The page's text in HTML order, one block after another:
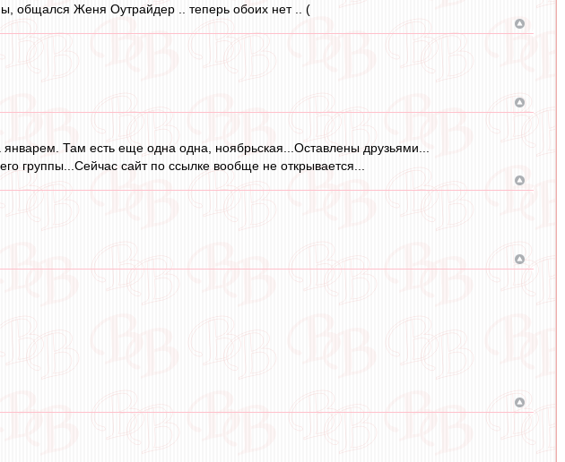
общался Женя Оутрайдер .. теперь обоих нет .. (
январем. Там есть еще одна одна, ноябрьская...Оставлены друзьями...
группы...Сейчас сайт по ссылке вообще не открывается...